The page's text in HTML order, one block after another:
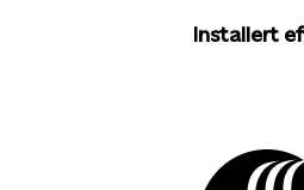
Installert